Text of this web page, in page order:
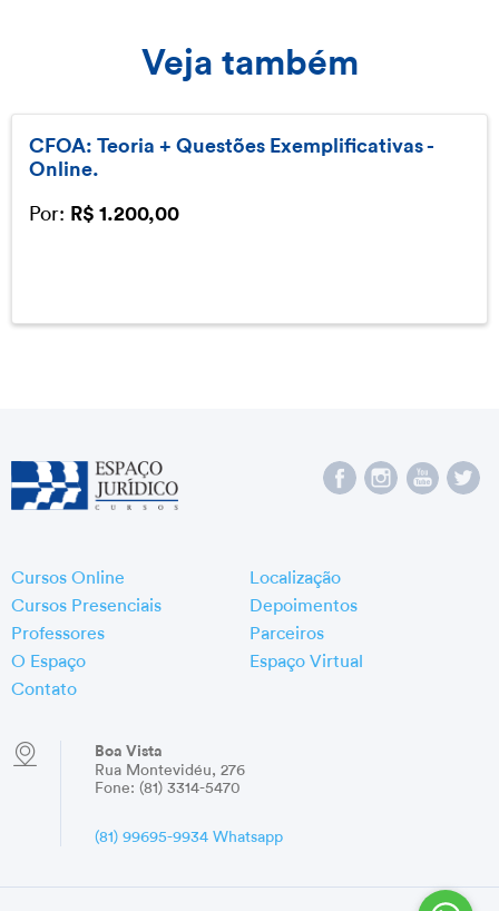
Veja também
CFOA: Teoria + Questões Exemplificativas -
Online.
Por: R$ 1.200,00
Cursos Online
Cursos Presenciais
Professores
O Espaço
Contato
Localização
Depoimentos
Parceiros
Espaço Virtual
Boa Vista
Rua Montevidéu, 276
Fone: (81) 3314-5470
(81) 99695-9934 Whatsapp